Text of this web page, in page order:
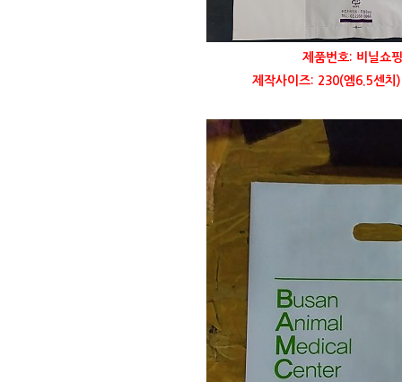
제품번호: 비닐쇼
제작사이즈: 230(엠6.5센치